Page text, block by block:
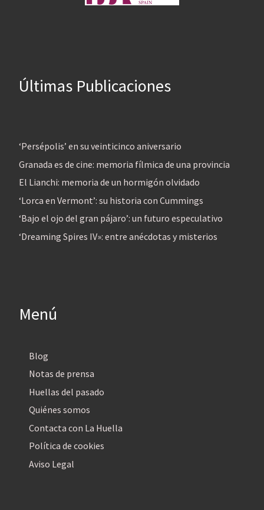
Últimas Publicaciones
‘Persépolis’ en su veinticinco aniversario
Granada es de cine: memoria fílmica de una provincia
El Lianchi: memoria de un hormigón olvidado
‘Lorca en Vermont’: su historia con Cummings
‘Bajo el ojo del gran pájaro’: un futuro especulativo
‘Dreaming Spires IV»: entre anécdotas y misterios
Menú
Blog
Notas de prensa
Huellas del pasado
Quiénes somos
Contacta con La Huella
Política de cookies
Aviso Legal